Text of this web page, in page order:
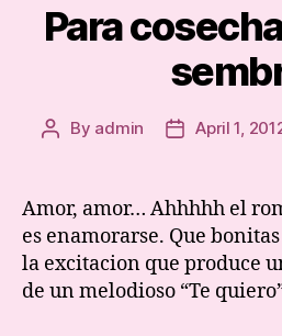
Para
Post
By admin
PostApril 1,
Amor, amor… Ahhhhh el
es enamorarse. Que
la excitacion que produce
de un melodioso “Te